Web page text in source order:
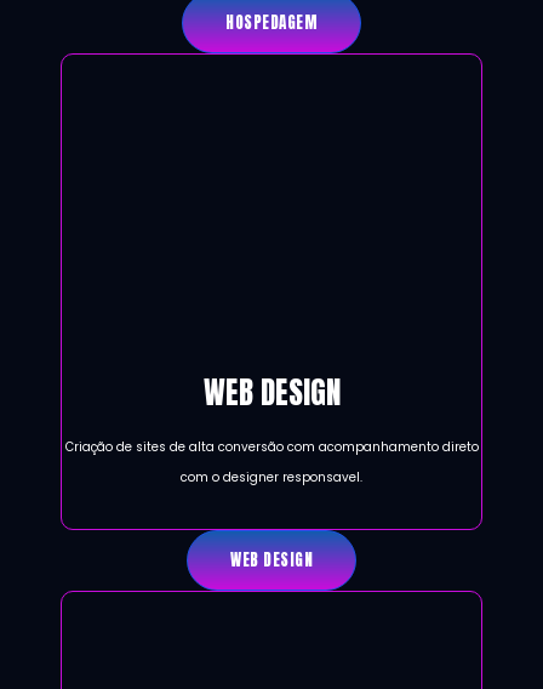
HOSPEDAGEM
WEB DESIGN
Criação de sites de alta conversão com acompanhamento direto
com o designer responsavel.
WEB DESIGN